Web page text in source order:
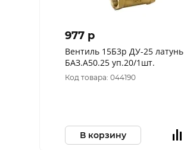
977 p
Вентиль 15Б3р ДУ-25 латунь
БАЗ.А50.25 уп.20/1шт.
Код товара: 044190
В корзину